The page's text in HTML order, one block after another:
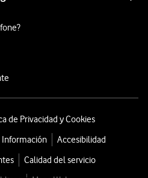
de Privacidad y Cookies
Información
Accesibilidad
Calidad del servicio